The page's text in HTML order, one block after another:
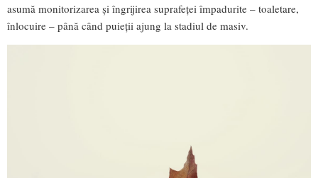
asumă monitorizarea și îngrijirea suprafeței împadurite – toaletare,
înlocuire – până când puieții ajung la stadiul de masiv.